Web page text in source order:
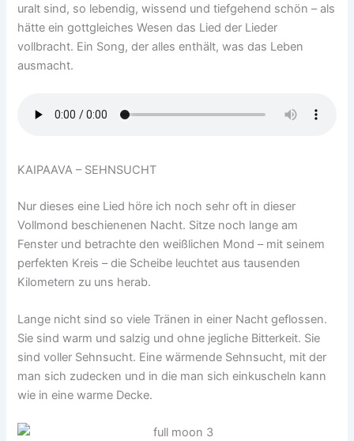
uralt sind, so lebendig, wissend und tiefgehend schön – als
hätte ein gottgleiches Wesen das Lied der Lieder
vollbracht. Ein Song, der alles enthält, was das Leben
ausmacht.
KAIPAAVA – SEHNSUCHT
Nur dieses eine Lied höre ich noch sehr oft in dieser
Vollmond beschienenen Nacht. Sitze noch lange am
Fenster und betrachte den weißlichen Mond – mit seinem
perfekten Kreis – die Scheibe leuchtet aus tausenden
Kilometern zu uns herab.
Lange nicht sind so viele Tränen in einer Nacht geflossen.
Sie sind warm und salzig und ohne jegliche Bitterkeit. Sie
sind voller Sehnsucht. Eine wärmende Sehnsucht, mit der
man sich zudecken und in die man sich einkuscheln kann
wie in eine warme Decke.